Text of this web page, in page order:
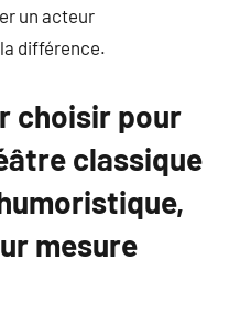
un acteur
différence.
choisir pour
classique
mesure